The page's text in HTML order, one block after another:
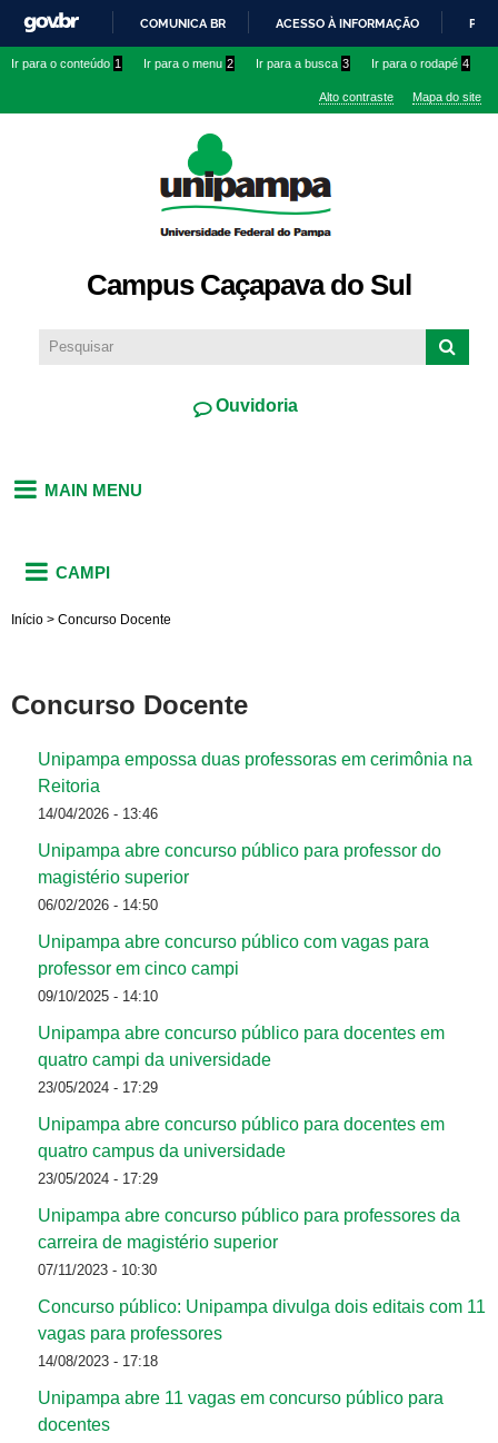
conteúdo
IR
O
COMUNICA BR ACESSO À INFORMAÇÃO
Ir para o conteúdo 1 Ir para o menu 2 Ir para a busca 3 Ir para o rodapé 4
Alto contraste Mapa do site
Campus Caçapava do Sul
Ouvidoria
MAIN MENU
CAMPI
Início > Concurso Docente
Concurso Docente
Unipampa empossa duas professoras em cerimônia na
Reitoria
14/04/2026 - 13:46
Unipampa abre concurso público para professor do
magistério superior
06/02/2026 - 14:50
Unipampa abre concurso público com vagas para
professor em cinco campi
09/10/2025 - 14:10
Unipampa abre concurso público para docentes em
quatro campi da universidade
23/05/2024 - 17:29
Unipampa abre concurso público para docentes em
quatro campus da universidade
23/05/2024 - 17:29
Unipampa abre concurso público para professores da
carreira de magistério superior
07/11/2023 - 10:30
Concurso público: Unipampa divulga dois editais com 11
vagas para professores
14/08/2023 - 17:18
Unipampa abre 11 vagas em concurso público para
docentes